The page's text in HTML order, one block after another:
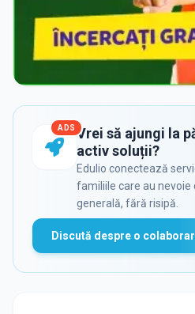
ADS Vrei să ajungi la
activ soluții?
Edulio conectează
familiile care au
generală, fără risipă.
Discută despre o